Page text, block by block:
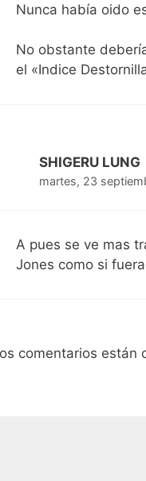
Nunca había oido
No obstante
el «Indice
SHIGERU LUNG
martes, 23
A pues se ve mas
Jones como si
comentarios están